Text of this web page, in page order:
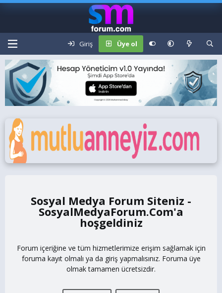
Giriş Üye ol
Sosyal Medya Forum Siteniz -
SosyalMedyaForum.Com
Forum içeriğine ve tüm hizmetlerimize erişim sağlamak için
foruma kayıt olmalı ya da giriş yapmalısınız. Foruma üye
olmak tamamen ücretsizdir.